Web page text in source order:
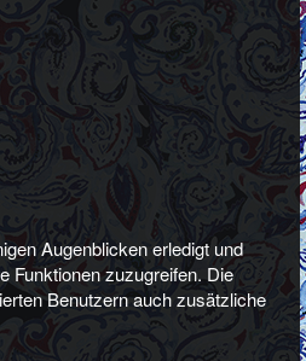
Augenblicken erledigt und
Funktionen zuzugreifen. Die
Benutzern auch zusätzliche